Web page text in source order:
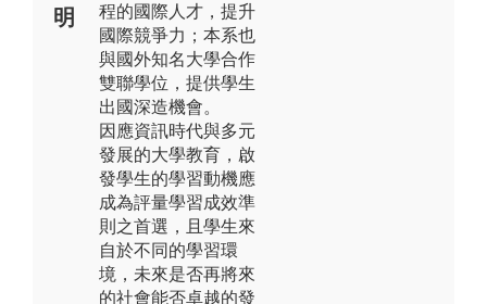
明
程的國際人才，提升
國際競爭力；本系也
與國外知名大學合作
雙聯學位，提供學生
出國深造機會。
因應資訊時代與多元
發展的大學教育，啟
發學生的學習動機應
成為評量學習成效準
則之首選，且學生來
自於不同的學習環
境，未來是否再將來
的社會能否卓越的發